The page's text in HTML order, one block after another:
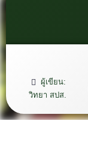
ผู้เขียน:
วิทยา สปส.